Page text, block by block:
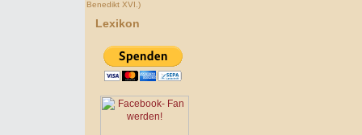
Benedikt XVI.)
Lexikon